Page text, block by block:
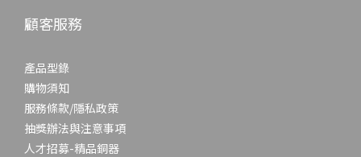
顧客服務
產品型錄
購物須知
服務條款/隱私政策
抽獎辦法與注意事項
人才招募-精品銅器